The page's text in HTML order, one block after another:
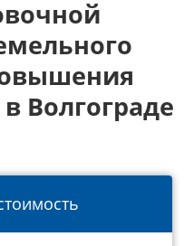
Волгограде